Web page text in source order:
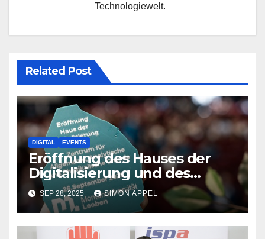
Technologiewelt.
Related Post
DIGITAL EVENTS
Eröffnung des Hauses der
Digitalisierung und des
neuen Chemiezentrums an
der Montanuniversität
Leoben
SEP 28, 2025 SIMON APPEL